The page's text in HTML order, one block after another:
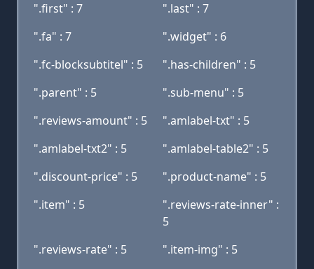
".first" : 7
".last" : 7
".fa" : 7
".widget" : 6
".fc-blocksubtitel" : 5
".has-children" : 5
".parent" : 5
".sub-menu" : 5
".reviews-amount" : 5
".amlabel-txt" : 5
".amlabel-txt2" : 5
".amlabel-table2" : 5
".discount-price" : 5
".product-name" : 5
".item" : 5
".reviews-rate-inner" :
5
".reviews-rate" : 5
".item-img" : 5